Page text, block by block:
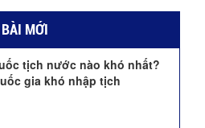
BÀI MỚI
tịch nước nào khó nhất?
gia khó nhập tịch